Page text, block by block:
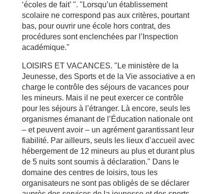
‘écoles de fait’ ". "Lorsqu’un établissement
scolaire ne correspond pas aux critères, pourtant
bas, pour ouvrir une école hors contrat, des
procédures sont enclenchées par l’Inspection
académique."
LOISIRS ET VACANCES. "Le ministère de la
Jeunesse, des Sports et de la Vie associative a en
charge le contrôle des séjours de vacances pour
les mineurs. Mais il ne peut exercer ce contrôle
pour les séjours à l’étranger. Là encore, seuls les
organismes émanant de l’Éducation nationale ont
– et peuvent avoir – un agrément garantissant leur
fiabilité. Par ailleurs, seuls les lieux d’accueil avec
hébergement de 12 mineurs au plus et durant plus
de 5 nuits sont soumis à déclaration." Dans le
domaine des centres de loisirs, tous les
organisateurs ne sont pas obligés de se déclarer